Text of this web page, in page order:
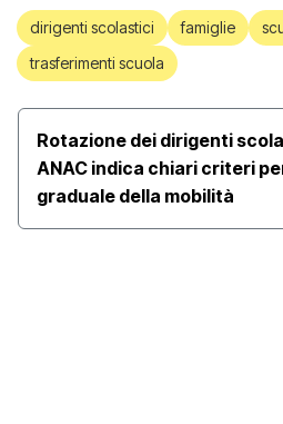
dirigenti scolastici famiglie
trasferimenti scuola
Rotazione dei dirigenti
ANAC indica chiari criteri
graduale della mobilità